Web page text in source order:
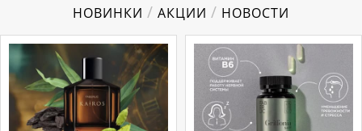
НОВИНКИ / АКЦИИ / НОВОСТИ